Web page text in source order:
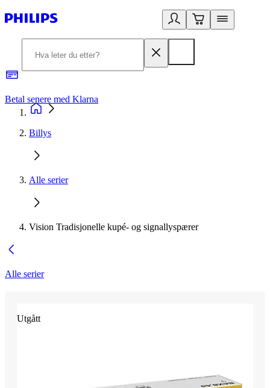
Betal senere med Klarna
Billys
Alle serier
Vision Tradisjonelle kupé- og signallyspærer
Alle serier
Utgått